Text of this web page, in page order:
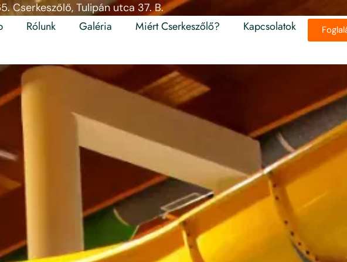
Cserkeszőlő, Tulipán utca 37. B.
Rólunk Galéria Miért Cserkeszőlő? Kapcsolatok